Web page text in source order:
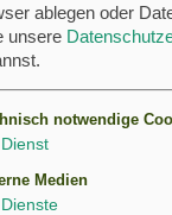
1 ist weg.
ablegen oder
unsere
notwendige
Dienst
Medien
Dienste